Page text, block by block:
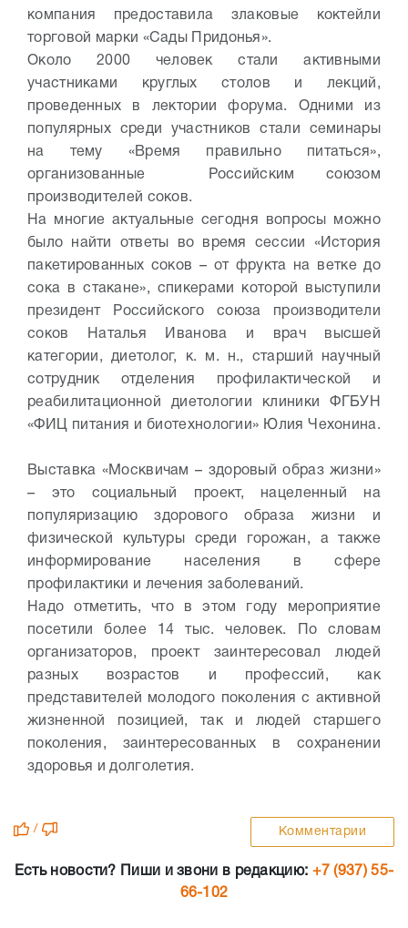
компания предоставила злаковые коктейли
торговой марки «Сады Придонья».
Около 2000 человек стали активными
участниками круглых столов и лекций,
проведенных в лектории форума. Одними из
популярных среди участников стали семинары
на тему «Время правильно питаться»,
организованные Российским союзом
производителей соков.
На многие актуальные сегодня вопросы можно
было найти ответы во время сессии «История
пакетированных соков – от фрукта на ветке до
сока в стакане», спикерами которой выступили
президент Российского союза производители
соков Наталья Иванова и врач высшей
категории, диетолог, к. м. н., старший научный
сотрудник отделения профилактической и
реабилитационной диетологии клиники ФГБУН
«ФИЦ питания и биотехнологии» Юлия Чехонина.
Выставка «Москвичам – здоровый образ жизни»
– это социальный проект, нацеленный на
популяризацию здорового образа жизни и
физической культуры среди горожан, а также
информирование населения в сфере
профилактики и лечения заболеваний.
Надо отметить, что в этом году мероприятие
посетили более 14 тыс. человек. По словам
организаторов, проект заинтересовал людей
разных возрастов и профессий, как
представителей молодого поколения с активной
жизненной позицией, так и людей старшего
поколения, заинтересованных в сохранении
здоровья и долголетия.
/ Комментарии
Есть новости? Пиши и звони в редакцию: +7 (937) 55-
66-102